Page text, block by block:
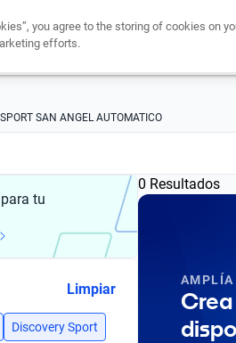
SAN ANGEL AUTOMATICO
tu
Limpiar
Discovery Sport
0 Resultados
AMPLÍA
you agree to the storing of cookies on
efforts.